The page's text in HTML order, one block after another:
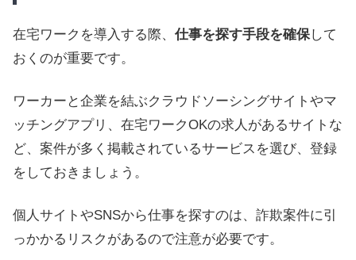
在宅ワークを導入する際、 仕事を探す手段を確保して
おくのが重要です。
ワーカーと企業を結ぶクラウドソーシングサイトやマ
ッチングアプリ、在宅ワークOKの求人があるサイトな
ど、案件が多く掲載されているサービスを選び、登録
をしておきましょう。
個人サイトやSNSから仕事を探すのは、詐欺案件に引
っかかるリスクがあるので注意が必要です。